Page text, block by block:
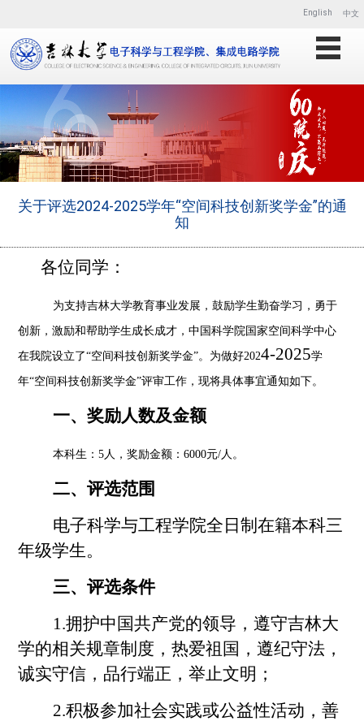
English 中文
关于评选2024-2025学年“空间科技创新奖学金”的通
知
各位同学：
为支持吉林大学教育事业发展，鼓励学生勤奋学习，勇于
创新，激励和帮助学生成长成才，中国科学院国家空间科学中心
在我院设立了“空间科技创新奖学金”。为做好2024-2025学
年“空间科技创新奖学金”评审工作，现将具体事宜通知如下。
一、奖励人数及金额
本科生：5人，奖励金额：6000元/人。
二、评选范围
电子科学与工程学院全日制在籍本科三
年级学生。
三、评选条件
1.拥护中国共产党的领导，遵守吉林大
学的相关规章制度，热爱祖国，遵纪守法，
诚实守信，品行端正，举止文明；
2.积极参加社会实践或公益性活动，善